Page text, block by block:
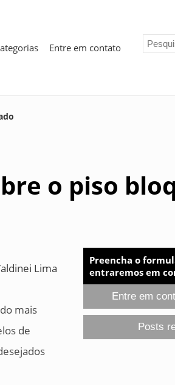
Entre em contato
o piso
Lima
mais
de
Preencha o
entraremos em
Entre em
Posts